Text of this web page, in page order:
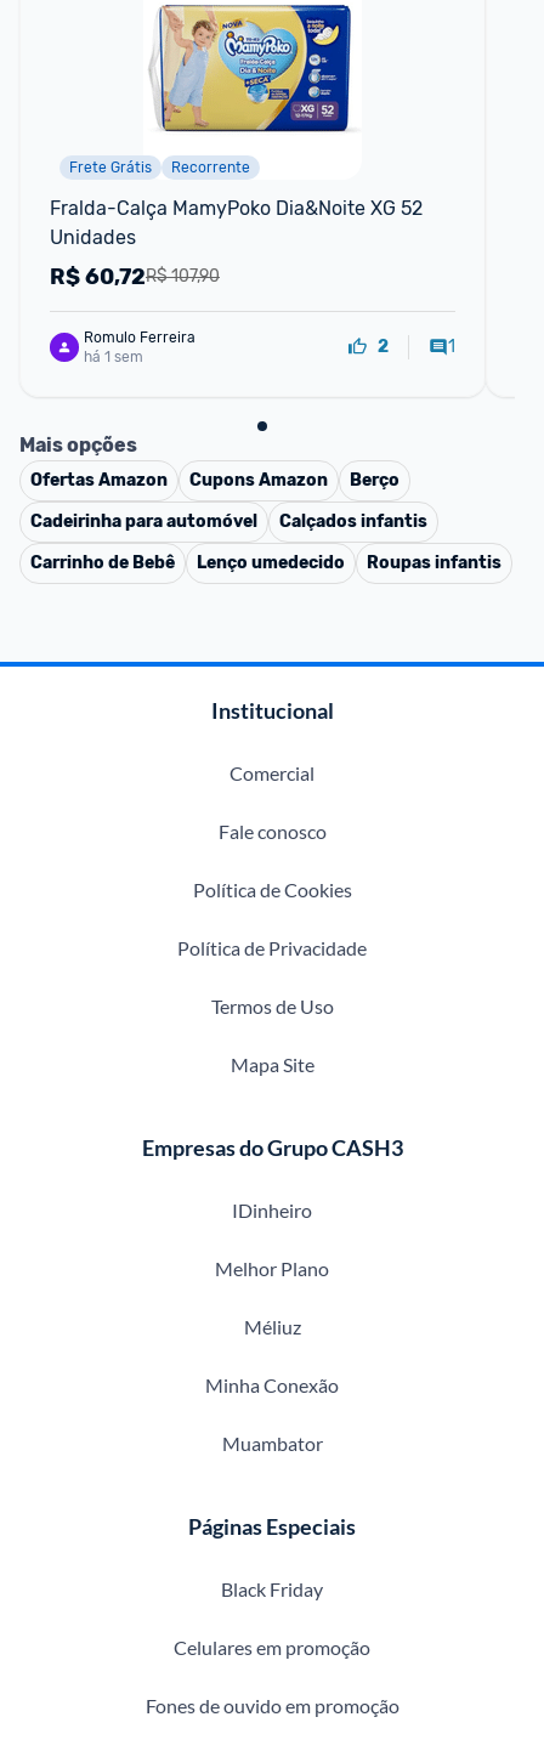
Frete Grátis Recorrente
Fralda-Calça MamyPoko Dia&Noite XG 52
Unidades
R$ 107,90
R$60,72
Romulo Ferreira
há 1 sem
2 1
Mais opções
OfertasAmazon CuponsAmazon
Berço
Cadeirinha para automóvel
Calçados infantis
Carrinho de Bebê
Lenço umedecido Roupas infantis
Institucional
Comercial
Fale conosco
Política de Cookies
Política de Privacidade
Termos de Uso
Mapa Site
Empresas do Grupo CASH3
IDinheiro
Melhor Plano
Méliuz
Minha Conexão
Muambator
Páginas Especiais
Black Friday
Celulares em promoção
Fones de ouvido em promoção